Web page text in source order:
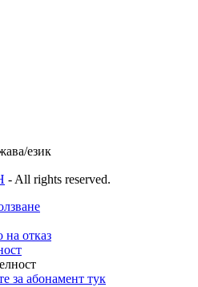
език
- All rights reserved.
отказ
за абонамент тук